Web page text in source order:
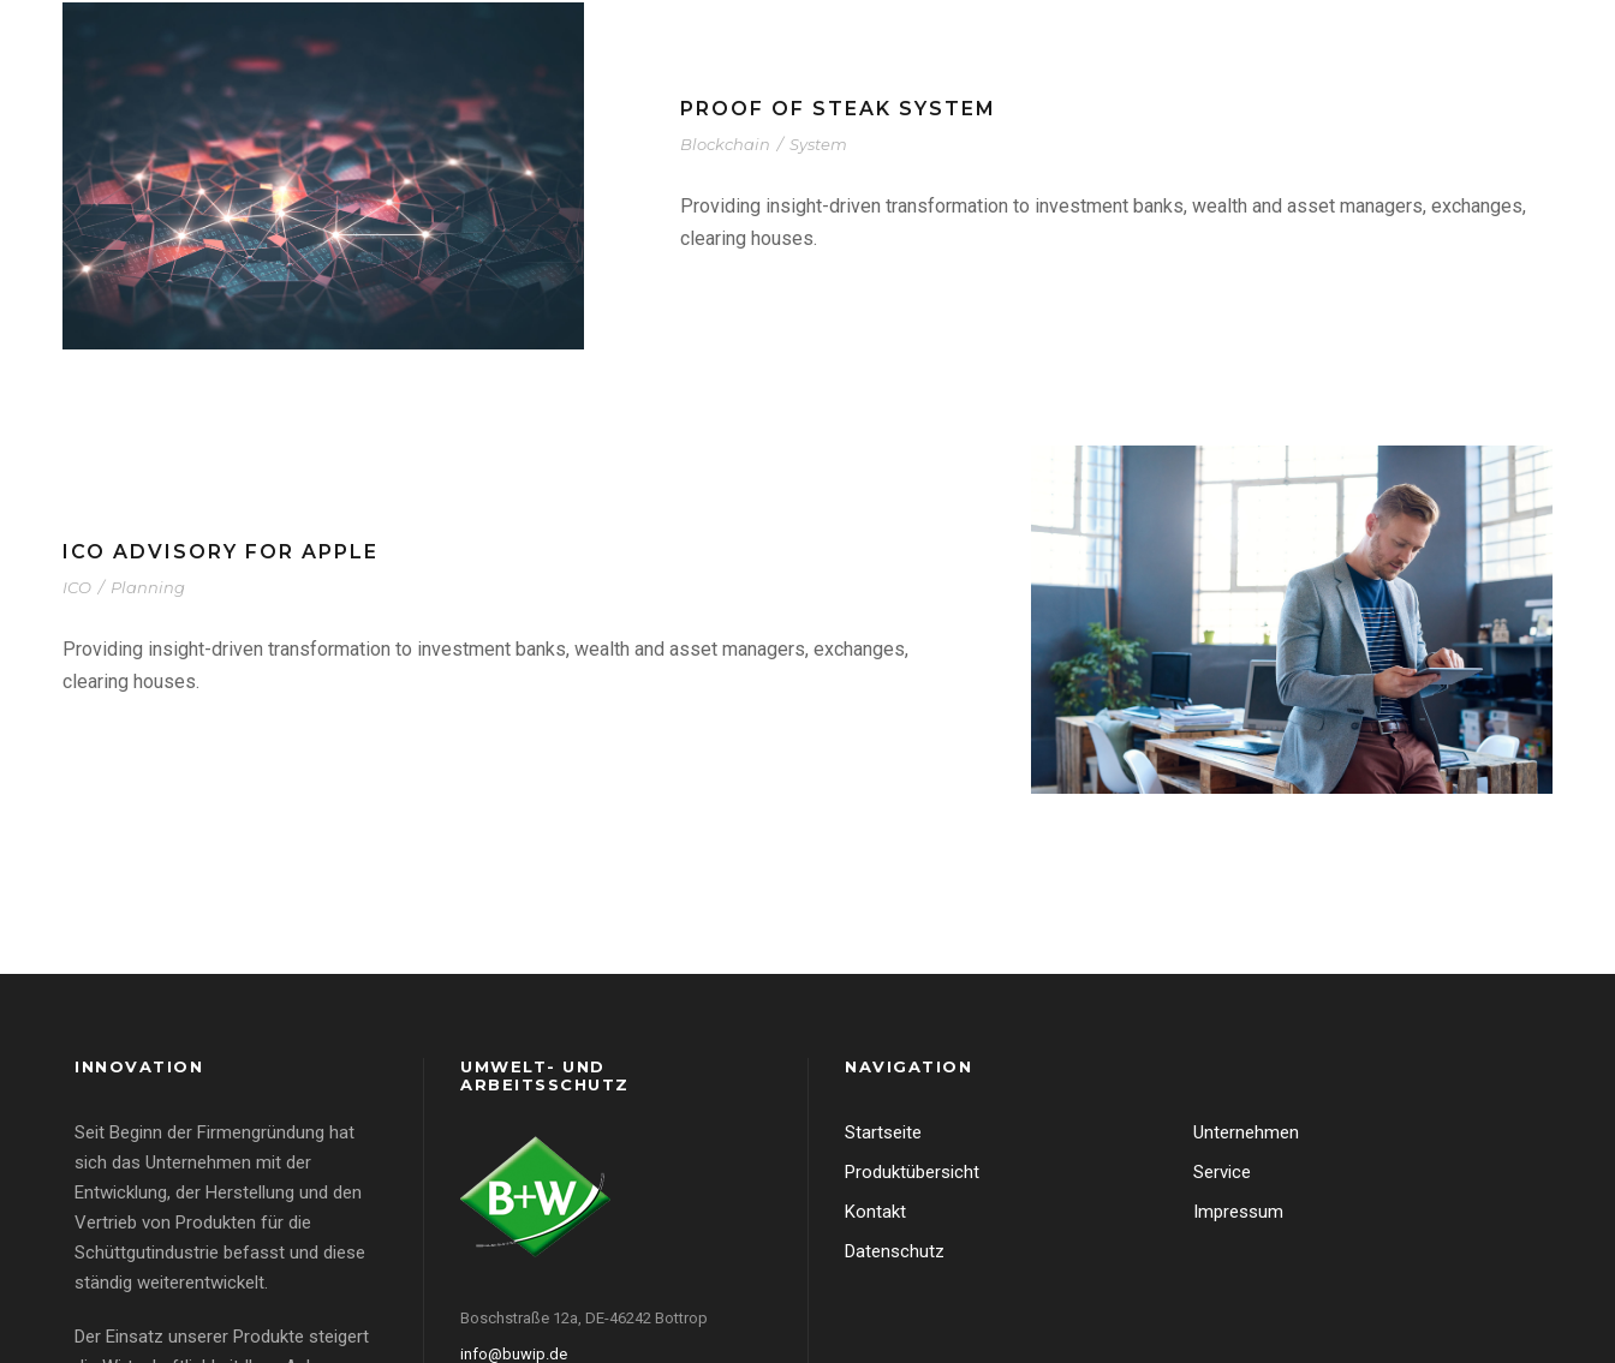
PROOF OF STEAK SYSTEM
Blockchain / System
Providing insight-driven transformation to investment banks, wealth and asset managers, exchanges,
clearing houses.
ICO ADVISORY FOR APPLE
ICO / Planning
Providing insight-driven transformation to investment banks, wealth and asset managers, exchanges,
clearing houses.
INNOVATION
Seit Beginn der Firmengründung hat
sich das Unternehmen mit der
Entwicklung, der Herstellung und den
Vertrieb von Produkten für die
Schüttgutindustrie befasst und diese
ständig weiterentwickelt.
Der Einsatz unserer Produkte steigert
UMWELT- UND
ARBEITSSCHUTZ
Boschstraße 12a, DE-46242 Bottrop
info@buwip.de
NAVIGATION
Startseite
Unternehmen
Produktübersicht
Service
Kontakt
Impressum
Datenschutz